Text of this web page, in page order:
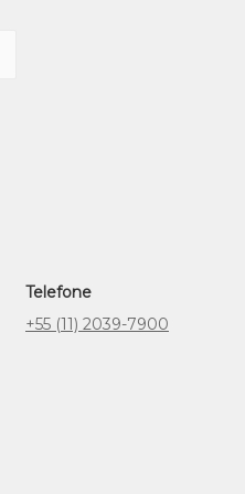
Telefone
+55 (11) 2039-7900